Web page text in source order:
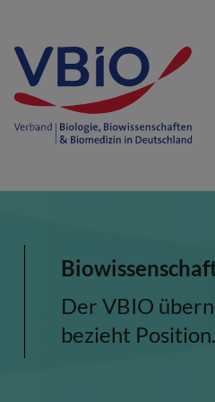
Der VBIO
bezieht Position.